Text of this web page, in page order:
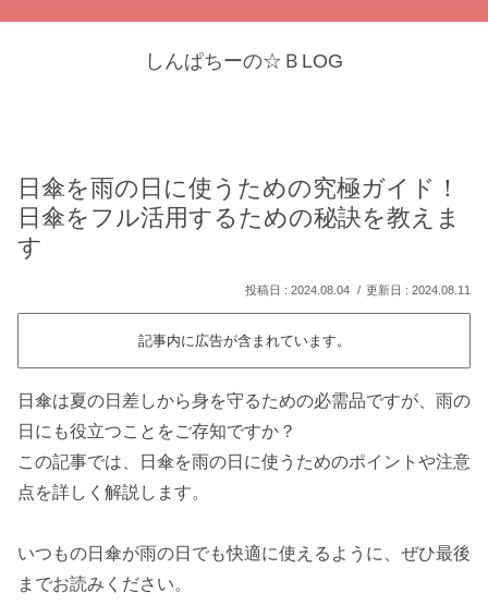
しんぱちーの☆ＢLOG
日傘を雨の日に使うための究極ガイド！
日傘をフル活用するための秘訣を教えま
す
2024.08.04 2024.08.11
記事内に広告が含まれています。
日傘は夏の日差しから身を守るための必需品ですが、雨の
日にも役立つことをご存知ですか？
この記事では、日傘を雨の日に使うためのポイントや注意
点を詳しく解説します。
いつもの日傘が雨の日でも快適に使えるように、ぜひ最後
までお読みください。